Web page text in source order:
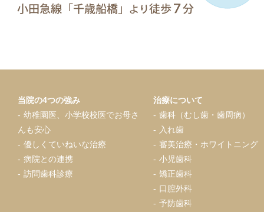
当院の4つの強み
幼稚園医、小学校校医でお母さ
んも安心
優しくていねいな治療
病院との連携
訪問歯科診療
治療について
歯科（むし歯・歯周病）
入れ歯
審美治療・ホワイトニング
小児歯科
矯正歯科
口腔外科
予防歯科